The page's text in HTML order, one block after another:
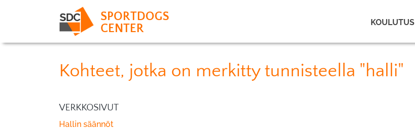
SPORTDOGS
CENTER
KOULUTUS
Kohteet, jotka on merkitty tunnisteella "halli"
VERKKOSIVUT
Hallin säännöt